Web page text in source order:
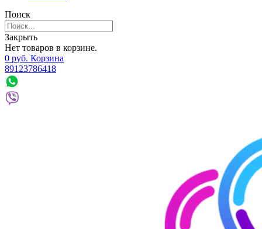
Поиск
Закрыть
Нет товаров в корзине.
0 руб. Корзина
89123786418